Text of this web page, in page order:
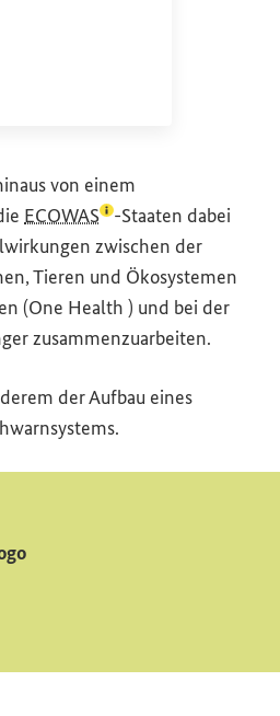
von einem
ECOWAS(Lexikon-Eintrag zum
-Staaten dabei
zwischen der
Tieren und Ökosystemen
(One Health ) und bei der
zusammenzuarbeiten.
der Aufbau eines